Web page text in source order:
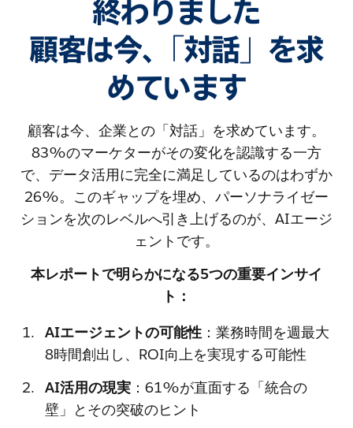
終わりました
顧客は今､「対話」を求
めています
顧客は今、企業との「対話」を求めています。
83%のマーケターがその変化を認識する一方
で、データ活用に完全に満足しているのはわずか
26%。このギャップを埋め、パーソナライゼー
ションを次のレベルへ引き上げるのが、AIエージ
ェントです。
本レポートで明らかになる5つの重要インサイ
ト：
AIエージェントの可能性：業務時間を週最大
8時間創出し、ROI向上を実現する可能性
AI活用の現実：61%が直面する「統合の
壁」とその突破のヒント